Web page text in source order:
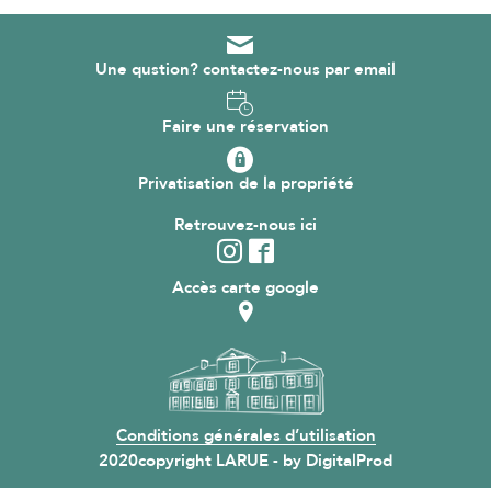
Une qustion? contactez-nous par email
Faire une réservation
Privatisation de la propriété
Retrouvez-nous ici
Accès carte google
Conditions générales d’utilisation
2020copyright LARUE - by DigitalProd